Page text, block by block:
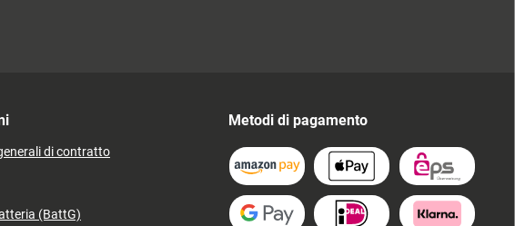
di contratto
(BattG)
Metodi di pagamento